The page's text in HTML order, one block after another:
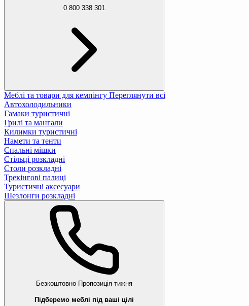
0 800 338 301
Меблі та товари для кемпінгу Переглянути всі
Автохолодильники
Гамаки туристичні
Грилі та мангали
Килимки туристичні
Намети та тенти
Спальні мішки
Стільці розкладні
Столи розкладні
Трекінгові палиці
Туристичні аксесуари
Шезлонги розкладні
Безкоштовно Пропозиція тижня
Підберемо меблі під ваші цілі